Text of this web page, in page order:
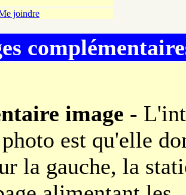
joindre
image -
est qu'elle
la gauche, la